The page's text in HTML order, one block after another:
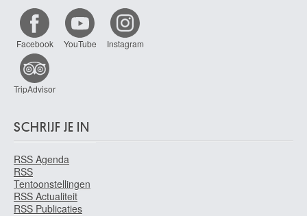
Facebook YouTube Instagram
TripAdvisor
SCHRIJF JE IN
RSS Agenda
RSS
Tentoonstellingen
RSS Actualiteit
RSS Publicaties